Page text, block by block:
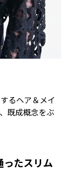
るヘア＆メイ
既成概念をぶ
たスリム